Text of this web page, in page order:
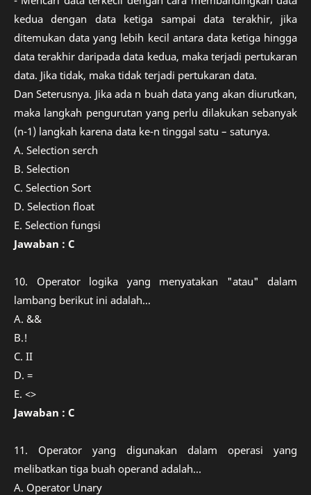
kedua dengan data ketiga sampai data terakhir, jika
ditemukan data yang lebih kecil antara data ketiga hingga
data terakhir daripada data kedua, maka terjadi pertukaran
data. Jika tidak, maka tidak terjadi pertukaran data.
Dan Seterusnya. Jika ada n buah data yang akan diurutkan,
maka langkah pengurutan yang perlu dilakukan sebanyak
(n-1) langkah karena data ke-n tinggal satu – satunya.
A. Selection serch
B. Selection
C. Selection Sort
D. Selection float
E. Selection fungsi
Jawaban : C
10. Operator logika yang menyatakan "atau" dalam
lambang berikut ini adalah...
A. &&
B.!
C. II
D. =
E. <>
Jawaban : C
11. Operator yang digunakan dalam operasi yang
melibatkan tiga buah operand adalah...
A. Operator Unary